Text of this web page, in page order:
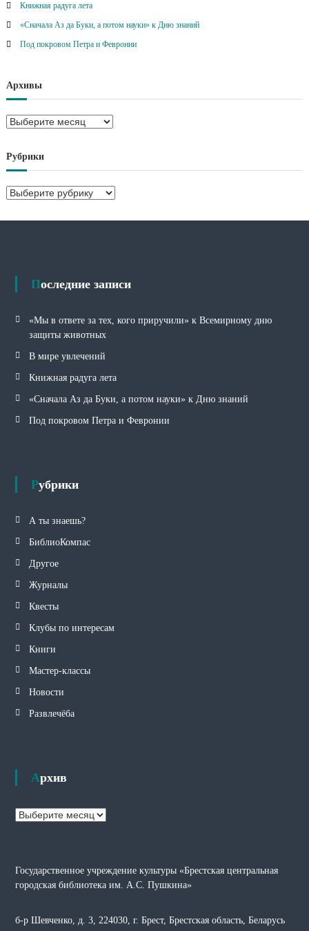
Книжная радуга лета
«Сначала Аз да Буки, а потом науки» к Дню знаний
Под покровом Петра и Февронии
Архивы
А
ы
Рубрики
Р
б
Последние записи
«Мы в ответе за тех, кого приручили» к Всемирному дню
защиты животных
В мире увлечений
Книжная радуга лета
«Сначала Аз да Буки, а потом науки» к Дню знаний
Под покровом Петра и Февронии
Рубрики
А ты знаешь?
БиблиоКомпас
Другое
Журналы
Квесты
Клубы по интересам
Книги
Мастер-классы
Новости
Развлечёба
Архив
А
в
Государственное учреждение культуры «Брестская центральная
городская библиотека им. А.С. Пушкина»
б-р Шевченко, д. 3, 224030, г. Брест, Брестская область, Беларусь